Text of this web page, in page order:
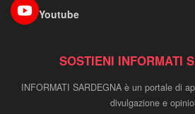
Youtube
SOSTIENI INFORMATI
INFORMATI SARDEGNA è un portale di
divulgazione e